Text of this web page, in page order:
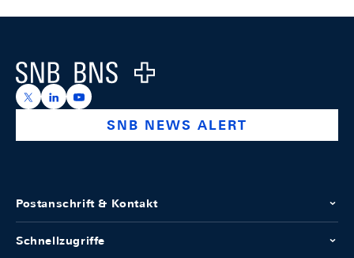
Logo
https://x.com/snb_bns
https://ch.linkedin.com/company/swiss-national-
https://www.youtube.com/@swissnationalbank
SNB NEWS ALERT
Postanschrift & Kontakt
Schnellzugriffe